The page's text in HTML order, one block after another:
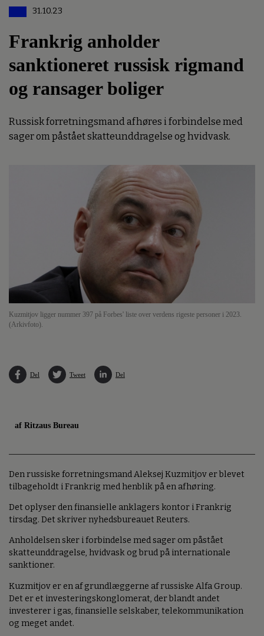
31.10.23
Frankrig anholder
sanktioneret russisk rigmand
og ransager boliger
Russisk forretningsmand afhøres i forbindelse med
sager om påstået skatteunddragelse og hvidvask.
Kuzmitjov ligger nummer 397 på Forbes' liste over verdens rigeste personer i 2023.
(Arkivfoto).
Del Tweet Del
af Ritzaus Bureau
Den russiske forretningsmand Aleksej Kuzmitjov er blevet
tilbageholdt i Frankrig med henblik på en afhøring.
Det oplyser den finansielle anklagers kontor i Frankrig
tirsdag. Det skriver nyhedsbureauet Reuters.
Anholdelsen sker i forbindelse med sager om påstået
skatteunddragelse, hvidvask og brud på internationale
sanktioner.
Kuzmitjov er en af grundlæggerne af russiske Alfa Group.
Det er et investeringskonglomerat, der blandt andet
investerer i gas, finansielle selskaber, telekommunikation
og meget andet.